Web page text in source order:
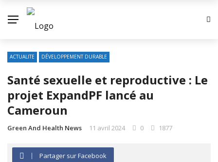
ACTUALITE DÉVELOPPEMENT DURABLE
Santé sexuelle et reproductive : Le
projet ExpandPF lancé au
Cameroun
Green And Health News 11 avril 2024 0 1877
Partager sur Facebook